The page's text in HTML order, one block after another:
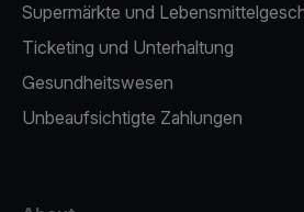
Supermärkte und
Ticketing und Unterhaltung
Gesundheitswesen
Unbeaufsichtigte Zahlungen